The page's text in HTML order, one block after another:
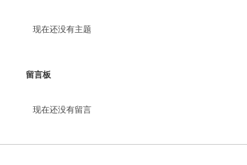
现在还没有主题
留言板
现在还没有留言